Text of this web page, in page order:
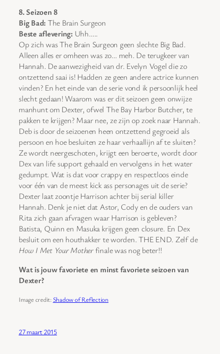
8. Seizoen 8
Big Bad:The Brain Surgeon
Beste aflevering:Uhh…..
Op zich was The Brain Surgeon geen slechte Big Bad.
Alleen alles er omheen was zo… meh. De terugkeer van
Hannah. De aanwezigheid van dr. Evelyn Vogel die zo
ontzettend saai is! Hadden ze geen andere actrice kunnen
vinden? En het einde van de serie vond ik persoonlijk heel
slecht gedaan! Waarom was er dit seizoen geen onwijze
manhunt om Dexter, ofwel The Bay Harbor Butcher, te
pakken te krijgen? Maar nee, ze zijn op zoek naar Hannah.
Deb is door de seizoenen heen ontzettend gegroeid als
persoon en hoe besluiten ze haar verhaallijn af te sluiten?
Ze wordt neergeschoten, krijgt een beroerte, wordt door
Dex van life support gehaald en vervolgens in het water
gedumpt. Wat is dat voor crappy en respectloos einde
voor één van de meest kick ass personages uit de serie?
Dexter laat zoontje Harrison achter bij serial killer
Hannah. Denk je niet dat Astor, Cody en de ouders van
Rita zich gaan afvragen waar Harrison is gebleven?
Batista, Quinn en Masuka krijgen geen closure. En Dex
besluit om een houthakker te worden. THE END. Zelf de
How I Met Your Motherfinale was nog beter!!
Wat is jouw favoriete en minst favoriete seizoen van
Dexter?
Image credit: Shadow of Reflection
27 maart 2015